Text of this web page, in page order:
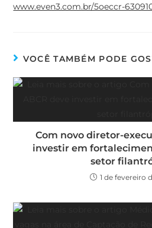
www.even3.com.br/5oeccr-
VOCÊ TAMBÉM PODE
Com novo diretor-
investir em
setor
1 de fevereiro